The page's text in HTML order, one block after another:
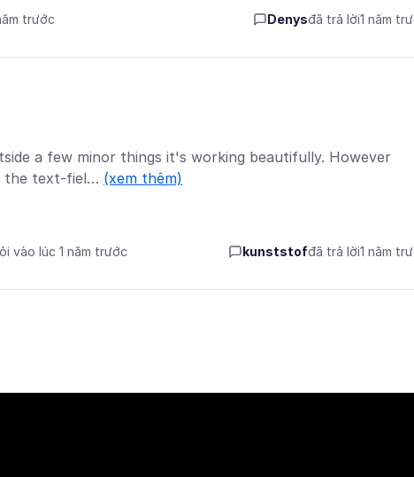
trước Denysđã trả lời1 năm
a few minor things it's working beautifully. However
the text-fiel… (xem thêm)
vào lúc 1 năm trước kunststofđã trả lời1 năm